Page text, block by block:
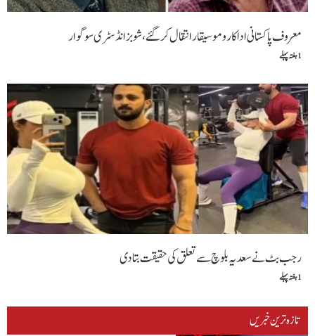
پاکستانی اداکار و موسیقار انتقال کر گئے، شوبز انڈسٹری سوگوار
بٹ نے سعدیہ بلوچ سے تعلق کی حقیقت بتادی
ترین خبریں